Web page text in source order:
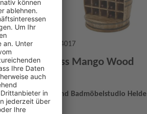
Artikel-ID: 4017
Bar - Fass Mango Wood
Küchen- und Badmöbelstudio Helde